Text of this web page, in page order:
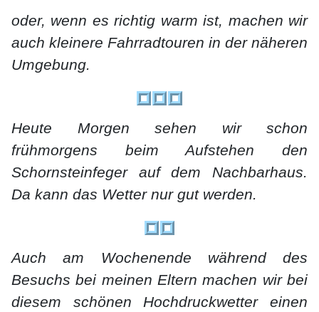
oder, wenn es richtig warm ist, machen wir
auch kleinere Fahrradtouren in der näheren
Umgebung.
Heute Morgen sehen wir schon
frühmorgens beim Aufstehen den
Schornsteinfeger auf dem Nachbarhaus.
Da kann das Wetter nur gut werden.
Auch am Wochenende während des
Besuchs bei meinen Eltern machen wir bei
diesem schönen Hochdruckwetter einen